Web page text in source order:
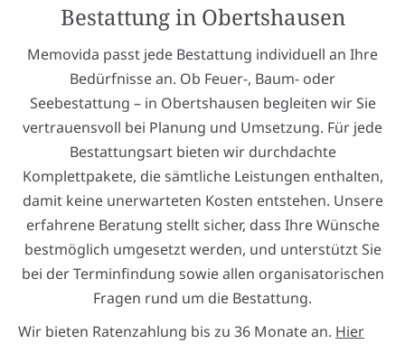
Bestattung in Obertshausen
Memovida passt jede Bestattung individuell an Ihre
Bedürfnisse an. Ob Feuer-, Baum- oder
Seebestattung – in Obertshausen begleiten wir Sie
vertrauensvoll bei Planung und Umsetzung. Für jede
Bestattungsart bieten wir durchdachte
Komplettpakete, die sämtliche Leistungen enthalten,
damit keine unerwarteten Kosten entstehen. Unsere
erfahrene Beratung stellt sicher, dass Ihre Wünsche
bestmöglich umgesetzt werden, und unterstützt Sie
bei der Terminfindung sowie allen organisatorischen
Fragen rund um die Bestattung.
Wir bieten Ratenzahlung bis zu 36 Monate an. Hier